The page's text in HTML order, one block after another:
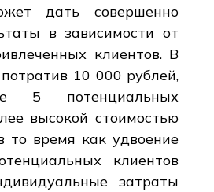
дать совершенно
в зависимости от
клиентов. В
10 000 рублей,
5 потенциальных
высокой стоимостью
то время как удвоение
клиентов
затраты